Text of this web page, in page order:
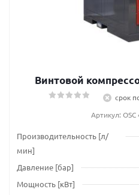
Винтовой
срок
Артикул: OSC
Производительность [л/
мин]
Давление [бар]
Мощность [кВт]